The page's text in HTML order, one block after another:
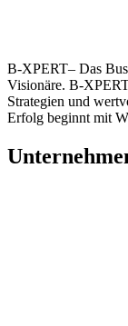
B-XPERT– Das
Visionäre. B-
Strategien und
Erfolg beginnt mit